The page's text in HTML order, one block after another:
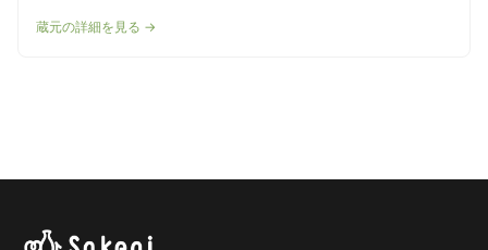
蔵元の詳細を見る →